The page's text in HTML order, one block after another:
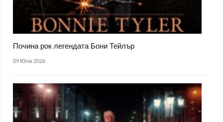
Почина рок легендата Бони Тейлър
09 Юли 2026